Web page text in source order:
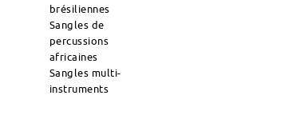
brésiliennes
Sangles de
percussions
africaines
Sangles multi-
instruments